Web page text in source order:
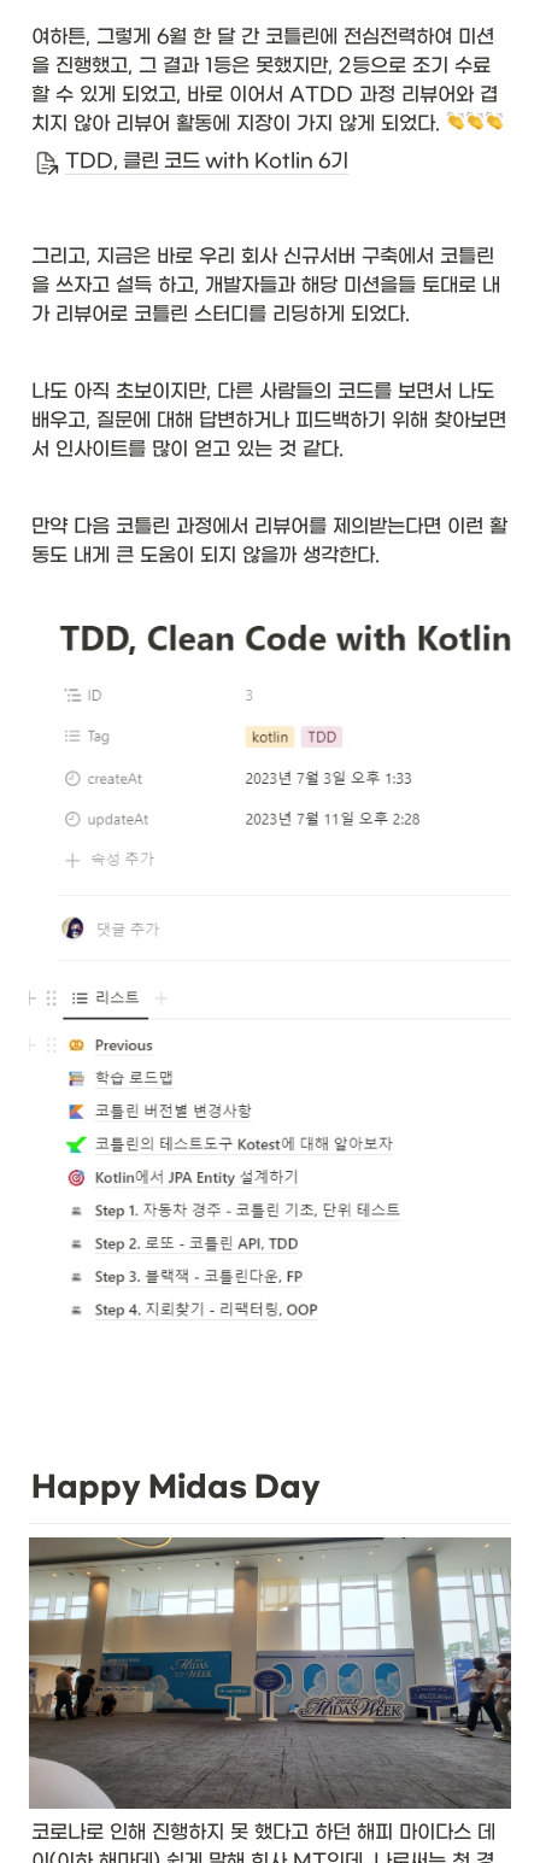
여하튼, 그렇게 6월 한 달 간 코틀린에 전심전력하여 미션
을 진행했고, 그 결과 1등은 못했지만, 2등으로 조기 수료
할 수 있게 되었고, 바로 이어서 ATDD 과정 리뷰어와 겹
치지 않아 리뷰어 활동에 지장이 가지 않게 되었다.
TDD, 클린 코드 with Kotlin 6기
그리고, 지금은 바로 우리 회사 신규서버 구축에서 코틀린
을 쓰자고 설득 하고, 개발자들과 해당 미션을들 토대로 내
가 리뷰어로 코틀린 스터디를 리딩하게 되었다.
나도 아직 초보이지만, 다른 사람들의 코드를 보면서 나도
배우고, 질문에 대해 답변하거나 피드백하기 위해 찾아보면
서 인사이트를 많이 얻고 있는 것 같다.
만약 다음 코틀린 과정에서 리뷰어를 제의받는다면 이런 활
동도 내게 큰 도움이 되지 않을까 생각한다.
Happy Midas Day
코로나로 인해 진행하지 못 했다고 하던 해피 마이다스 데